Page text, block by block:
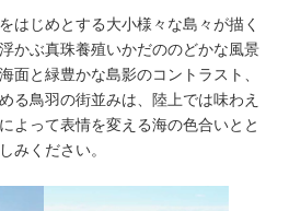
はじめとする大小様々な島々が描く
かぶ真珠養殖いかだののどかな風景
面と緑豊かな島影のコントラスト、
る鳥羽の街並みは、陸上では味わえ
よって表情を変える海の色合いとと
みください。